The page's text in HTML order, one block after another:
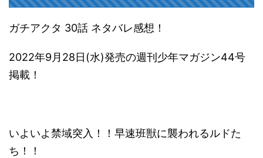
ガチアクタ 30話 ネタバレ感想！
2022年9月28日(水)発売の週刊少年マガジン44号
掲載！
いよいよ禁域突入！！早速班獣に襲われるルドた
ち！！